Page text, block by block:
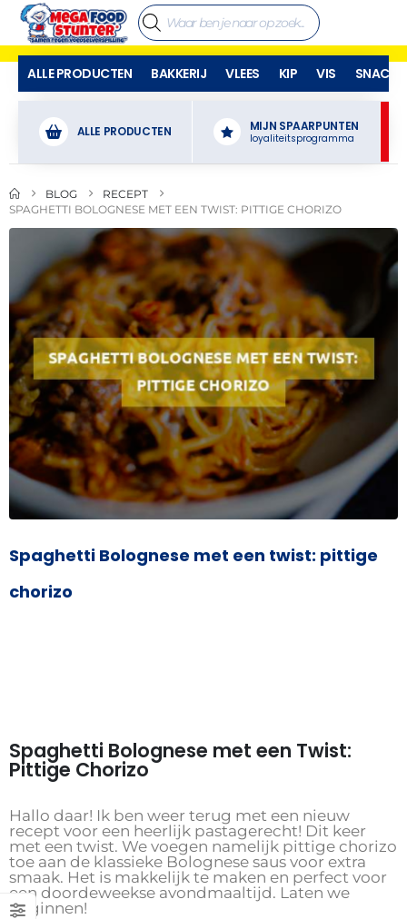
ALLE PRODUCTEN BAKKERIJ VLEES KIP VIS SNACKS
ALLE PRODUCTEN MIJN SPAARPUNTEN
loyaliteitsprogramma
BLOG
RECEPT
SPAGHETTI BOLOGNESE MET EEN TWIST: PITTIGE CHORIZO
Spaghetti Bolognese met een twist: pittige
chorizo
Spaghetti Bolognese met een Twist:
Pittige Chorizo
Hallo daar! Ik ben weer terug met een nieuw
recept voor een heerlijk pastagerecht! Dit keer
met een twist. We voegen namelijk pittige chorizo
toe aan de klassieke Bolognese saus voor extra
smaak. Het is makkelijk te maken en perfect voor
een doordeweekse avondmaaltijd. Laten we
beginnen!